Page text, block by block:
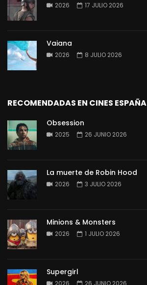
2026 17 JULIO 2026
Vaiana
2026 8 JULIO 2026
RECOMENDADAS EN CINES ESPAÑA
Obsession
2025 26 JUNIO 2026
La muerte de Robin Hood
2026 3 JULIO 2026
Minions & Monsters
2026 1 JULIO 2026
Supergirl
2026 26 JUNIO 2026